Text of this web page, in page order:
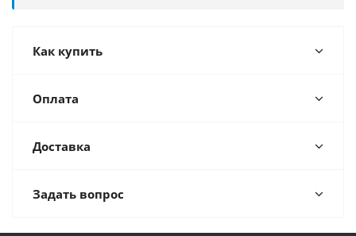
Как купить
Оплата
Доставка
Задать вопрос